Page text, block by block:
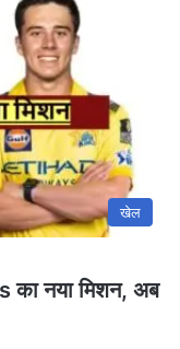
खेल
नया मिशन, अब